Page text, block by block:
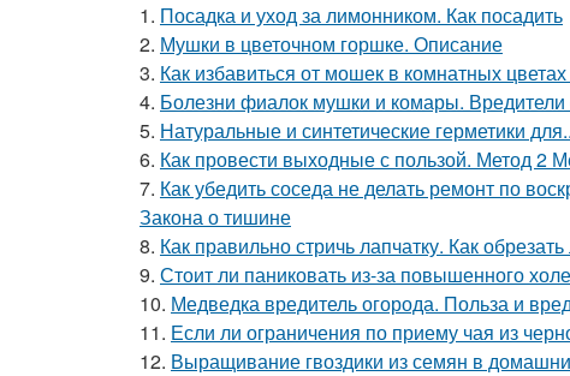
1. Посадка и уход за лимонником. Как посадить
2. Мушки в цветочном горшке. Описание
3. Как избавиться от мошек в комнатных
4. Болезни фиалок мушки и комары.
5. Натуральные и синтетические герметики
6. Как провести выходные с пользой. Метод 2
7. Как убедить соседа не делать ремонт по
Закона о тишине
8. Как правильно стричь лапчатку. Как
9. Стоит ли паниковать из-за повышенного
10. Медведка вредитель огорода. Польза и
11. Если ли ограничения по приему чая из
12. Выращивание гвоздики из семян в